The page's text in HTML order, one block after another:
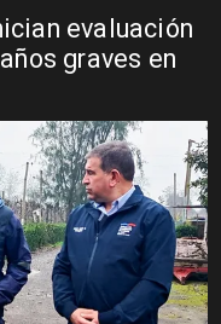
evaluación
graves en